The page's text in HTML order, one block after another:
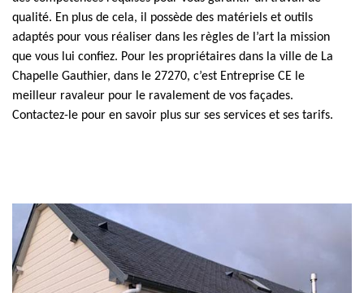
qualité. En plus de cela, il possède des matériels et outils
adaptés pour vous réaliser dans les règles de l’art la mission
que vous lui confiez. Pour les propriétaires dans la ville de La
Chapelle Gauthier, dans le 27270, c’est Entreprise CE le
meilleur ravaleur pour le ravalement de vos façades.
Contactez-le pour en savoir plus sur ses services et ses tarifs.